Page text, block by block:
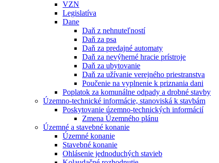
VZN
Legislatíva
Dane
Daň z nehnuteľností
Daň za psa
Daň za predajné automaty
Daň za nevýherné hracie prístroje
Daň za ubytovanie
Daň za užívanie verejného priestranstva
Poučenie na vyplnenie k priznania dani
Poplatok za komunálne odpady a drobné stavby
Územno-technické informácie, stanoviská k stavbám
Poskytovanie územno-technických informácií
Zmena Územného plánu
Územné a stavebné konanie
Územné konanie
Stavebné konanie
Ohlásenie jednoduchých stavieb